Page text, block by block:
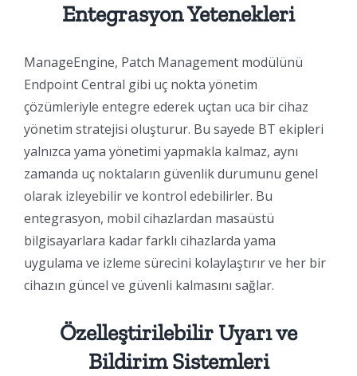
Entegrasyon Yetenekleri
ManageEngine, Patch Management modülünü
Endpoint Central gibi uç nokta yönetim
çözümleriyle entegre ederek uçtan uca bir cihaz
yönetim stratejisi oluşturur. Bu sayede BT ekipleri
yalnızca yama yönetimi yapmakla kalmaz, aynı
zamanda uç noktaların güvenlik durumunu genel
olarak izleyebilir ve kontrol edebilirler. Bu
entegrasyon, mobil cihazlardan masaüstü
bilgisayarlara kadar farklı cihazlarda yama
uygulama ve izleme sürecini kolaylaştırır ve her bir
cihazın güncel ve güvenli kalmasını sağlar.
Özelleştirilebilir Uyarı ve
Bildirim Sistemleri